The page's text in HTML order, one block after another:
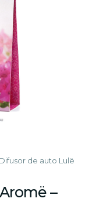
Difusor de auto Lulë
–